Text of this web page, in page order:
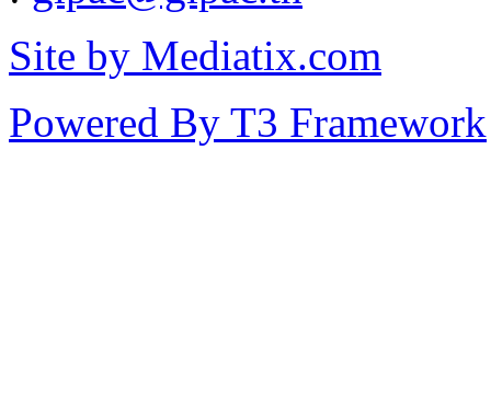
Site by Mediatix.com
Powered By T3 Framework